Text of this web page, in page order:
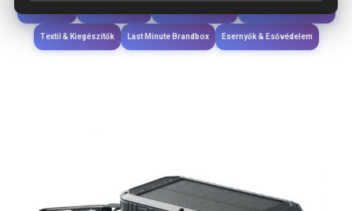
Textil & Kiegészítők Last Minute Brandbox Esernyők & Esővédelem